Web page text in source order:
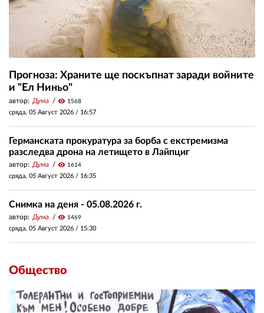
Прогноза: Храните ще поскъпнат заради войните
и "Ел Ниньо"
автор: Дума visibility 1568
сряда, 05 Август 2026 / 16:57
Германската прокуратура за борба с екстремизма
разследва дрона на летището в Лайпциг
автор: Дума visibility 1614
сряда, 05 Август 2026 / 16:35
Снимка на деня - 05.08.2026 г.
автор: Дума visibility 1469
сряда, 05 Август 2026 / 15:30
Общество